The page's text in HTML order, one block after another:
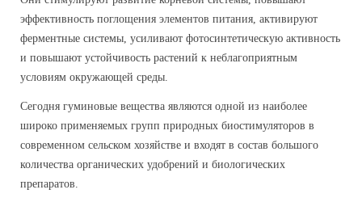
эффективность поглощения элементов питания, активируют
ферментные системы, усиливают фотосинтетическую активность
и повышают устойчивость растений к неблагоприятным
условиям окружающей среды.
Сегодня гуминовые вещества являются одной из наиболее
широко применяемых групп природных биостимуляторов в
современном сельском хозяйстве и входят в состав большого
количества органических удобрений и биологических
препаратов.